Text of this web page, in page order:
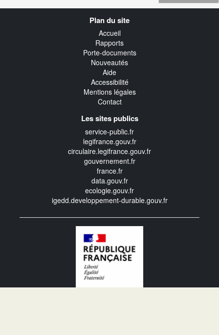
Plan du site
Accueil
Rapports
Porte-documents
Nouveautés
Aide
Accessibilité
Mentions légales
Contact
Les sites publics
service-public.fr
legifrance.gouv.fr
circulaire.legifrance.gouv.fr
gouvernement.fr
france.fr
data.gouv.fr
ecologie.gouv.fr
igedd.developpement-durable.gouv.fr